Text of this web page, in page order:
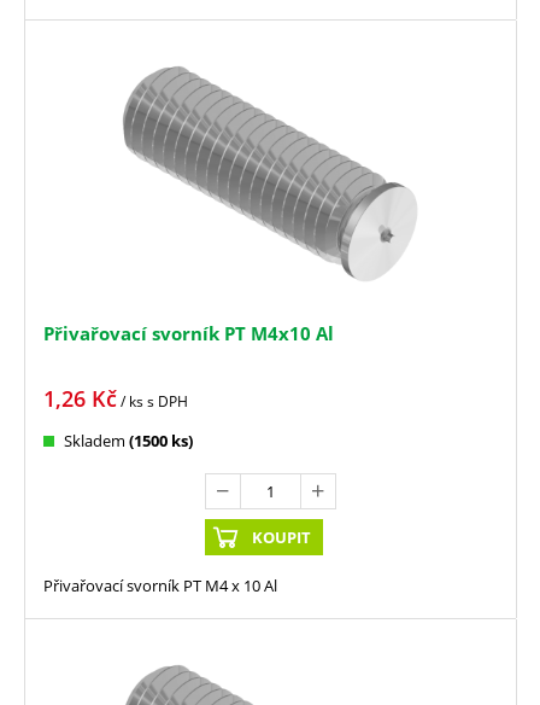
Přivařovací svorník PT M4x10 Al
1,26 Kč/ kss DPH
Skladem (1500 ks)
KOUPIT
Přivařovací svorník PT M4 x 10 Al